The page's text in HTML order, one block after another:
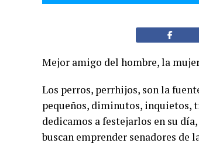
Mejor amigo del hombre, la
Los perros, perrhijos, son la
pequeños, diminutos, inquietos,
dedicamos a festejarlos en su
buscan emprender senadores de